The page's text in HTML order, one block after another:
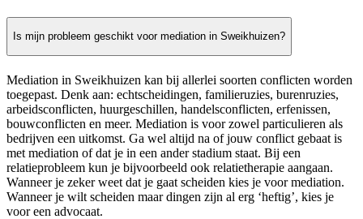
Is mijn probleem geschikt voor mediation in Sweikhuizen?
Mediation in Sweikhuizen kan bij allerlei soorten conflicten worden
toegepast. Denk aan: echtscheidingen, familieruzies, burenruzies,
arbeidsconflicten, huurgeschillen, handelsconflicten, erfenissen,
bouwconflicten en meer. Mediation is voor zowel particulieren als
bedrijven een uitkomst. Ga wel altijd na of jouw conflict gebaat is
met mediation of dat je in een ander stadium staat. Bij een
relatieprobleem kun je bijvoorbeeld ook relatietherapie aangaan.
Wanneer je zeker weet dat je gaat scheiden kies je voor mediation.
Wanneer je wilt scheiden maar dingen zijn al erg ‘heftig’, kies je
voor een advocaat.